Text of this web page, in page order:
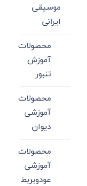
موسیقی
ایرانی
محصولات
آموزش
تنبور
محصولات
آموزشی
دیوان
محصولات
آموزشی
عودوبربط